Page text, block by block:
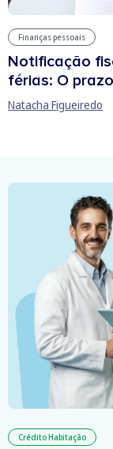
Finanças pessoais
Notificação
férias: O
Natacha Figueiredo
Crédito Habitação